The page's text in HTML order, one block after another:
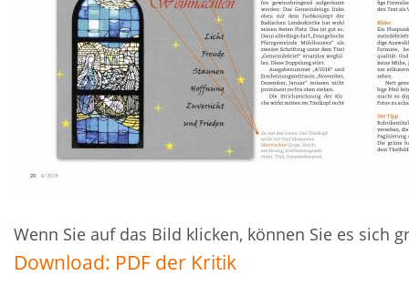
Wenn Sie auf das Bild klicken, können Sie es sich
Download: PDF der Kritik